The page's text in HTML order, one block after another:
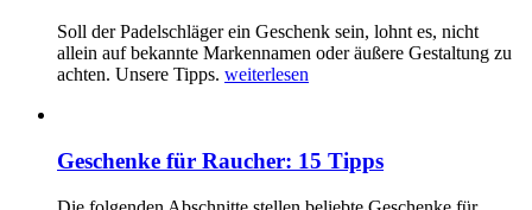
Soll der Padelschläger ein Geschenk sein, lohnt es, nicht
allein auf bekannte Markennamen oder äußere Gestaltung zu
achten. Unsere Tipps. weiterlesen
Geschenke für Raucher: 15 Tipps